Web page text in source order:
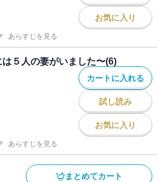
お気に入り
あらすじを見る
５人の妻がいました〜(6)
カートに入れる
試し読み
お気に入り
あらすじを見る
まとめてカート